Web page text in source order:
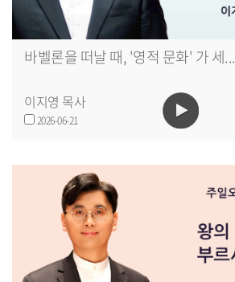
바벨론을 떠날 때, '영적 문화' 가 세...
이지영 목사
2026-06-21